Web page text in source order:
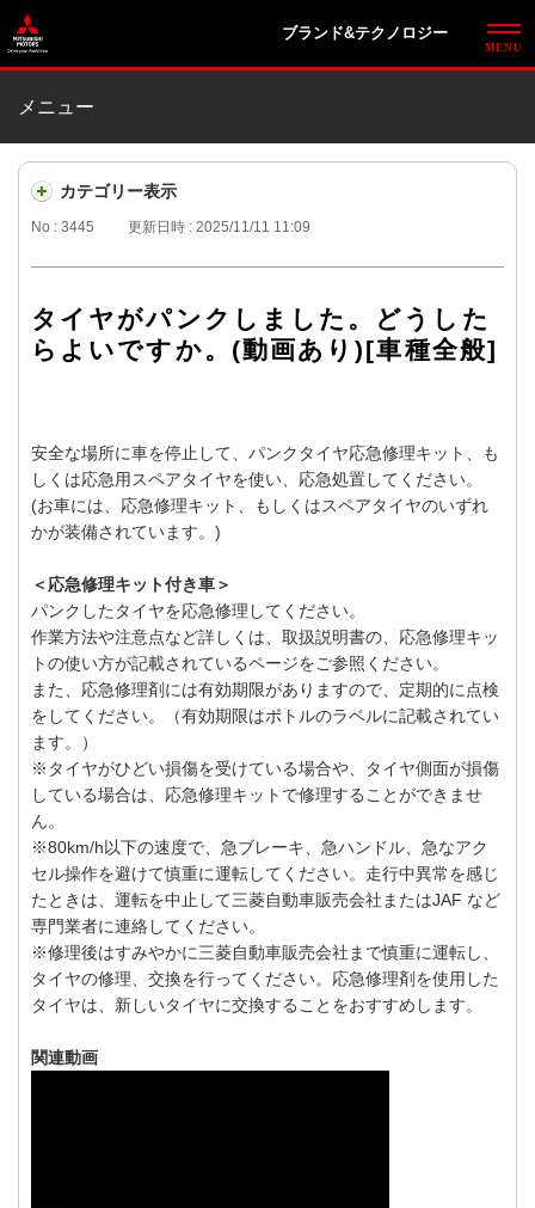
ブランド&テクノロジー
メニュー
カテゴリー表示
No : 3445 更新日時 : 2025/11/11 11:09
タイヤがパンクしました。どうした
らよいですか。(動画あり)[車種全般]
安全な場所に車を停止して、パンクタイヤ応急修理キット、も
しくは応急用スペアタイヤを使い、応急処置してください。
(お車には、応急修理キット、もしくはスペアタイヤのいずれ
かが装備されています。)
＜応急修理キット付き車＞
パンクしたタイヤを応急修理してください。
作業方法や注意点など詳しくは、取扱説明書の、応急修理キッ
トの使い方が記載されているページをご参照ください。
また、応急修理剤には有効期限がありますので、定期的に点検
をしてください。（有効期限はボトルのラベルに記載されてい
ます。）
※タイヤがひどい損傷を受けている場合や、タイヤ側面が損傷
している場合は、応急修理キットで修理することができませ
ん。
※80km/h以下の速度で、急ブレーキ、急ハンドル、急なアク
セル操作を避けて慎重に運転してください。走行中異常を感じ
たときは、運転を中止して三菱自動車販売会社またはJAF など
専門業者に連絡してください。
※修理後はすみやかに三菱自動車販売会社まで慎重に運転し、
タイヤの修理、交換を行ってください。応急修理剤を使用した
タイヤは、新しいタイヤに交換することをおすすめします。
関連動画